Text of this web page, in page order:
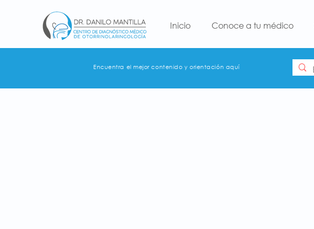
Inicio Conoce a tu médico
Encuentra el mejor contenido y orientación aquí